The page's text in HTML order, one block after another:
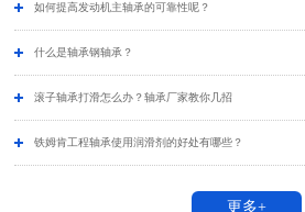
如何提高发动机主轴承的可靠性呢？
什么是轴承钢轴承？
滚子轴承打滑怎么办？轴承厂家教你几招
铁姆肯工程轴承使用润滑剂的好处有哪些？
更多+